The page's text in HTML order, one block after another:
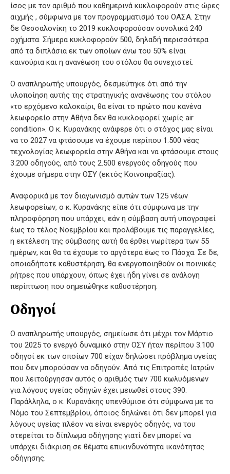
ίσος με τον αριθμό που καθημερινά κυκλοφορούν στις ώρες
αιχμής , σύμφωνα με τον προγραμματισμό του ΟΑΣΑ. Στην
δε Θεσσαλονίκη το 2019 κυκλοφορούσαν συνολικά 240
οχήματα. Σήμερα κυκλοφορούν 500, δηλαδή περισσότερα
από τα διπλάσια εκ των οποίων άνω του 50% είναι
καινούρια και η ανανέωση του στόλου θα συνεχιστεί.
Ο αναπληρωτής υπουργός, δεσμεύτηκε ότι από την
υλοποίηση αυτής της στρατηγικής ανανέωσης του στόλου
«το ερχόμενο καλοκαίρι, θα είναι το πρώτο που κανένα
λεωφορείο στην Αθήνα δεν θα κυκλοφορεί χωρίς air
condition». Ο κ. Κυρανάκης ανάφερε ότι ο στόχος μας είναι
να το 2027 να φτάσουμε να έχουμε περίπου 1.500 νέας
τεχνολογίας λεωφορεία στην Αθήνα και να φτάσουμε στους
3.200 οδηγούς, από τους 2.500 ενεργούς οδηγούς που
έχουμε σήμερα στην ΟΣΥ (εκτός Κοινοπραξίας).
Αναφορικά με τον διαγωνισμό αυτών των 125 νέων
λεωφορείων, ο κ. Κυρανάκης είπε ότι σύμφωνα με την
πληροφόρηση που υπάρχει, εάν η σύμβαση αυτή υπογραφεί
έως το τέλος Νοεμβρίου και προλάβουμε τις παραγγελίες,
η εκτέλεση της σύμβασης αυτή θα έρθει νωρίτερα των 55
ημέρων, και θα τα έχουμε το αργότερα έως το Πάσχα. Σε δε,
οποιαδήποτε καθυστέρηση, θα ενεργοποιηθούν οι ποινικές
ρήτρες που υπάρχουν, όπως έχει ήδη γίνει σε ανάλογη
περίπτωση που σημειώθηκε καθυστέρηση.
Οδηγοί
Ο αναπληρωτής υπουργός, σημείωσε ότι μέχρι τον Μάρτιο
του 2025 το ενεργό δυναμικό στην ΟΣΥ ήταν περίπου 3.100
οδηγοί εκ των οποίων 700 είχαν δηλώσει πρόβλημα υγείας
που δεν μπορούσαν να οδηγούν. Από τις Επιτροπές Ιατρών
που λειτούργησαν αυτός ο αριθμός των 700 κωλυόμενων
για λόγους υγείας οδηγών έχει μειωθεί στους 390.
Παράλληλα, ο κ. Κυρανάκης υπενθύμισε ότι σύμφωνα με το
Νόμο του Σεπτεμβρίου, όποιος δηλώνει ότι δεν μπορεί για
λόγους υγείας πλέον να είναι ενεργός οδηγός, να του
στερείται το δίπλωμα οδήγησης γιατί δεν μπορεί να
υπάρχει διάκριση σε θέματα επικινδυνότητα ικανότητας
οδήγησης.